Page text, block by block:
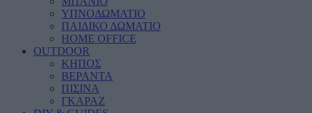
ΥΠΝΟΔΩΜΑΤΙΟ
ΠΑΙΔΙΚΟ ΔΩΜΑΤΙΟ
HOME OFFICE
OUTDOOR
ΚΗΠΟΣ
ΒΕΡΑΝΤΑ
ΠΙΣΙΝΑ
ΓΚΑΡΑΖ